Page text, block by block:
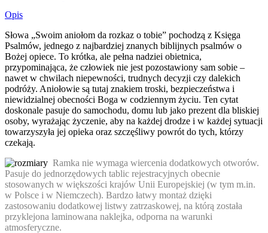
Opis
Słowa „Swoim aniołom da rozkaz o tobie” pochodzą z Księga
Psalmów, jednego z najbardziej znanych biblijnych psalmów o
Bożej opiece. To krótka, ale pełna nadziei obietnica,
przypominająca, że człowiek nie jest pozostawiony sam sobie –
nawet w chwilach niepewności, trudnych decyzji czy dalekich
podróży. Aniołowie są tutaj znakiem troski, bezpieczeństwa i
niewidzialnej obecności Boga w codziennym życiu. Ten cytat
doskonale pasuje do samochodu, domu lub jako prezent dla bliskiej
osoby, wyrażając życzenie, aby na każdej drodze i w każdej sytuacji
towarzyszyła jej opieka oraz szczęśliwy powrót do tych, którzy
czekają.
Ramka nie wymaga wiercenia dodatkowych otworów.
Pasuje do jednorzędowych tablic rejestracyjnych obecnie
stosowanych w większości krajów Unii Europejskiej (w tym m.in.
w Polsce i w Niemczech). Bardzo łatwy montaż dzięki
zastosowaniu dodatkowej listwy zatrzaskowej, na którą została
przyklejona laminowana naklejka, odporna na warunki
atmosferyczne.